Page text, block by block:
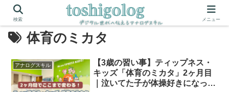
体育のミカタ
アナログスキル
【3歳の習い事】ティップネス・
キッズ「体育のミカタ」2ヶ月目
｜泣いてた子が体操好きになった
検索 メニュー